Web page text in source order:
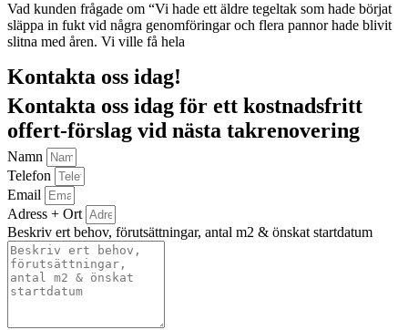
Vad kunden frågade om “Vi hade ett äldre tegeltak som hade börjat
släppa in fukt vid några genomföringar och flera pannor hade blivit
slitna med åren. Vi ville få hela
Kontakta oss idag!
Kontakta oss idag för ett kostnadsfritt
offert-förslag vid nästa takrenovering
Namn
Telefon
Email
Adress + Ort
Beskriv ert behov, förutsättningar, antal m2 & önskat startdatum